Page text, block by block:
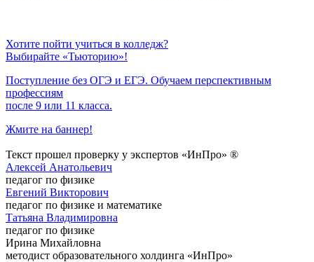
Хотите пойти учиться в колледж?
Выбирайте «Тьюторию»!
Поступление без ОГЭ и ЕГЭ. Обучаем перспективным
профессиям
после 9 или 11 класса.
Жмите на баннер!
Текст прошел проверку у экспертов «ИнПро» ®
Алексей Анатольевич
педагог по физике
Евгений Викторович
педагог по физике и математике
Татьяна Владимировна
педагог по физике
Ирина Михайловна
методист образовательного холдинга «ИнПро»